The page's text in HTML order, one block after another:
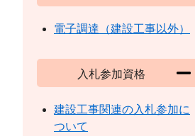
電子調達（建設工事以外）
入札参加資格
建設工事関連の入札参加に
ついて